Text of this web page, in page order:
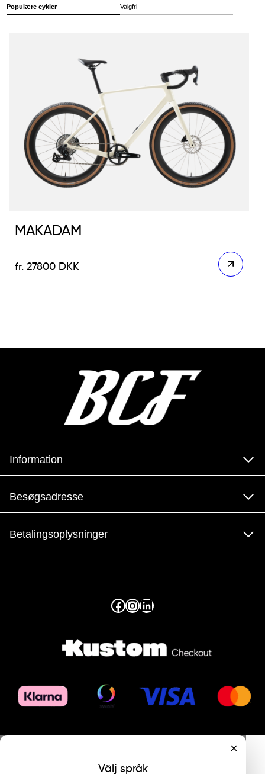
Populære cykler Valgfri
MAKADAM
27800 DKK
Information
Besøgsadresse
Betalingsoplysninger
Facebook
Instagram
LinkedIn
×
Välj språk